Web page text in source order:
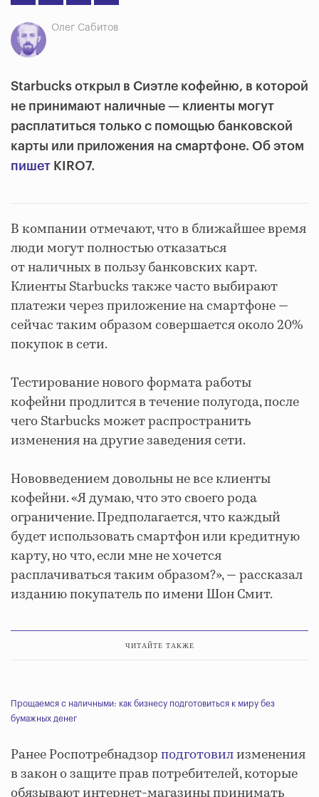
Олег Сабитов
Starbucks открыл в Сиэтле кофейню, в которой
не принимают наличные — клиенты могут
расплатиться только с помощью банковской
карты или приложения на смартфоне. Об этом
пишет KIRO7.
В компании отмечают, что в ближайшее время
люди могут полностью отказаться
от наличных в пользу банковских карт.
Клиенты Starbucks также часто выбирают
платежи через приложение на смартфоне —
сейчас таким образом совершается около 20%
покупок в сети.
Тестирование нового формата работы
кофейни продлится в течение полугода, после
чего Starbucks может распространить
изменения на другие заведения сети.
Нововведением довольны не все клиенты
кофейни. «Я думаю, что это своего рода
ограничение. Предполагается, что каждый
будет использовать смартфон или кредитную
карту, но что, если мне не хочется
расплачиваться таким образом?», — рассказал
изданию покупатель по имени Шон Смит.
ЧИТАЙТЕ ТАКЖЕ
Прощаемся с наличными: как бизнесу подготовиться к миру без
бумажных денег
Ранее Роспотребнадзорподготовилизменения
в закон о защите прав потребителей, которые
обязывают интернет-магазины принимать